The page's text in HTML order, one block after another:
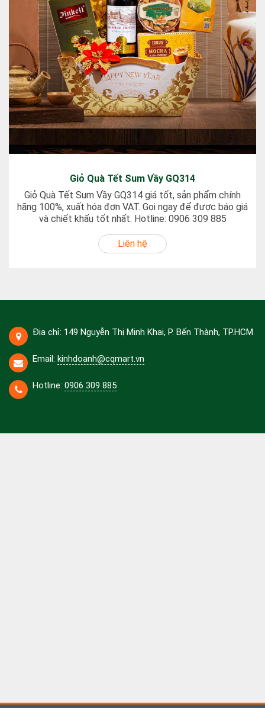
Giỏ Quà Tết Sum Vầy GQ314
Giỏ Quà Tết Sum Vầy GQ314 giá tốt, sản phẩm chính
hãng 100%, xuất hóa đơn VAT. Gọi ngay để được báo giá
và chiết khấu tốt nhất. Hotline: 0906 309 885
Liên hệ
Địa chỉ: 149 Nguyễn Thị Minh Khai, P. Bến Thành, TP.HCM
Email: kinhdoanh@cqmart.vn
Hotline: 0906 309 885